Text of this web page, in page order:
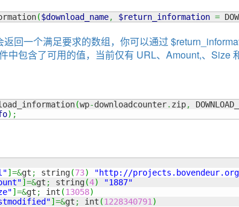
04-24-
($download_name, $return_information =
返回一个满足要求的数组，你可以通过
中包含了可用的值，当前仅有 URL、Amount,、Size
(wp-downloadcounter. zip,
) ;
] =&gt ; string(73)
"http://
] =&gt ; string(4)
"1887"
] =&gt ; int (13058)
] =&gt ; int (1228340791 )